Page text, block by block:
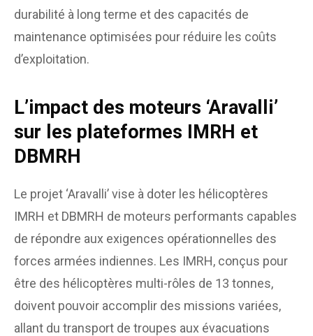
durabilité à long terme et des capacités de
maintenance optimisées pour réduire les coûts
d’exploitation.
L’impact des moteurs ‘Aravalli’
sur les plateformes IMRH et
DBMRH
Le projet ‘Aravalli’ vise à doter les hélicoptères
IMRH et DBMRH de moteurs performants capables
de répondre aux exigences opérationnelles des
forces armées indiennes. Les IMRH, conçus pour
être des hélicoptères multi-rôles de 13 tonnes,
doivent pouvoir accomplir des missions variées,
allant du transport de troupes aux évacuations